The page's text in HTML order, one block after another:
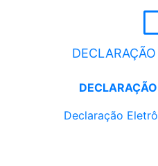
Declaração